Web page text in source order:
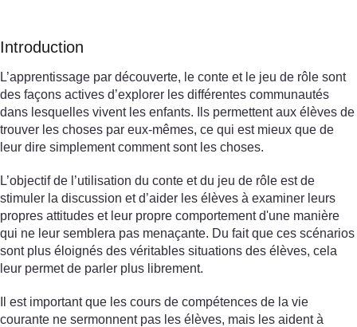
Introduction
L’apprentissage par découverte, le conte et le jeu de rôle sont
des façons actives d’explorer les différentes communautés
dans lesquelles vivent les enfants. Ils permettent aux élèves de
trouver les choses par eux-mêmes, ce qui est mieux que de
leur dire simplement comment sont les choses.
L’objectif de l’utilisation du conte et du jeu de rôle est de
stimuler la discussion et d’aider les élèves à examiner leurs
propres attitudes et leur propre comportement d'une manière
qui ne leur semblera pas menaçante. Du fait que ces scénarios
sont plus éloignés des véritables situations des élèves, cela
leur permet de parler plus librement.
Il est important que les cours de compétences de la vie
courante ne sermonnent pas les élèves, mais les aident à